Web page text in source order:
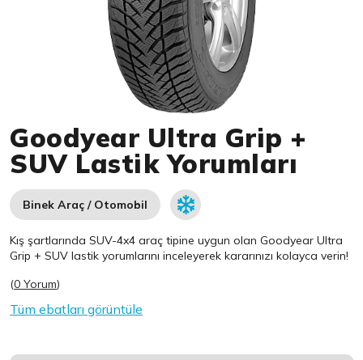
Goodyear Ultra Grip +
SUV Lastik Yorumları
Binek Araç / Otomobil
Kış şartlarında SUV-4x4 araç tipine uygun olanGoodyear Ultra
Grip + SUV lastik yorumlarını inceleyerek kararınızı kolayca verin!
(0 Yorum)
Tüm ebatları görüntüle